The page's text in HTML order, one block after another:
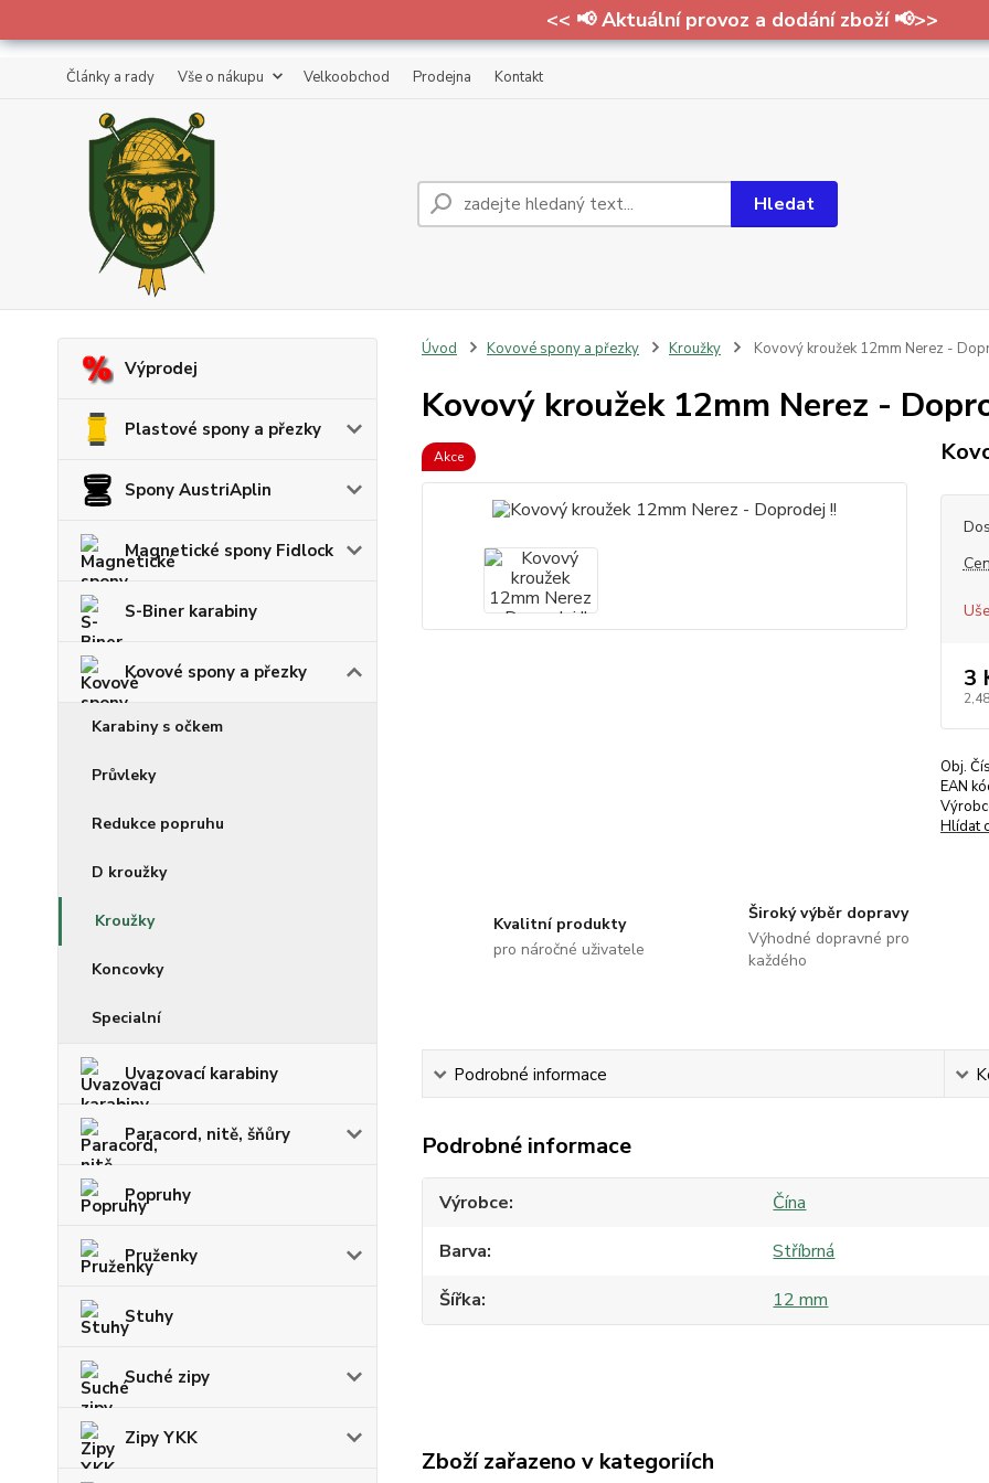
<< 📢 Aktuální provoz a dodání zboží 📢>>
Články a rady Vše o nákupu Velkoobchod Prodejna Kontakt
Hledat
Výprodej
Plastové spony a přezky
Spony AustriAplin
Magnetické spony Fidlock
S-Biner karabiny
Kovové spony a přezky
Karabiny s očkem
Průvleky
Redukce popruhu
D kroužky
Kroužky
Koncovky
Specialní
Uvazovací karabiny
Paracord, nitě, šňůry
Popruhy
Pruženky
Stuhy
Suché zipy
Zipy YKK
Úvod Kovové spony a přezky Kroužky Kovový kroužek 12mm Nerez -
Kovový kroužek 12mm Nerez -
Akce
3
Obj.
EAN
Hlídat
Kvalitní produkty
pro náročné uživatele
Široký výběr dopravy
Výhodné dopravné pro
každého
Podrobné informace
Podrobné informace
Výrobce
Čína
Barva
Stříbrná
Šířka
12 mm
Zboží zařazeno v kategoriích